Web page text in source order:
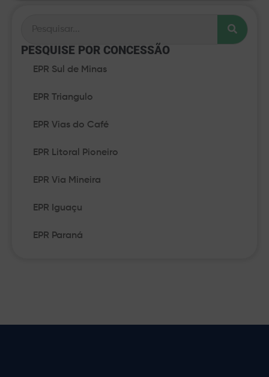
PESQUISE POR CONCESSÃO​
EPR Sul de Minas
EPR Triangulo
EPR Vias do Café
EPR Litoral Pioneiro
EPR Via Mineira
EPR Iguaçu
EPR Paraná